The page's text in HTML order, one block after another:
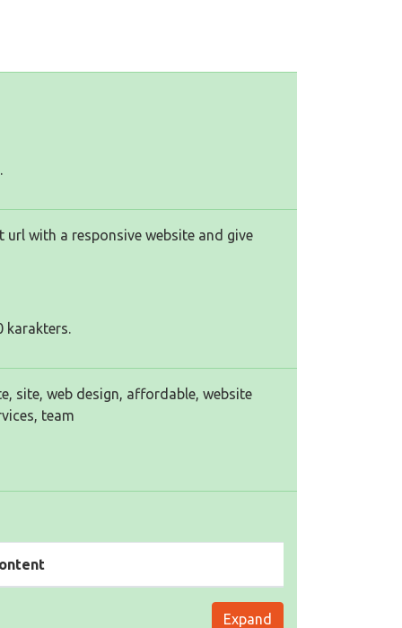
url with a responsive website and give
karakters.
site, web design, affordable, website
team
Expand